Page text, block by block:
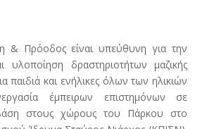
& Πρόοδος είναι υπεύθυνη για την
υλοποίηση δραστηριοτήτων μαζικής
παιδιά και ενήλικες όλων των ηλικιών
έμπειρων επιστημόνων σε
στους χώρους του Πάρκου στο